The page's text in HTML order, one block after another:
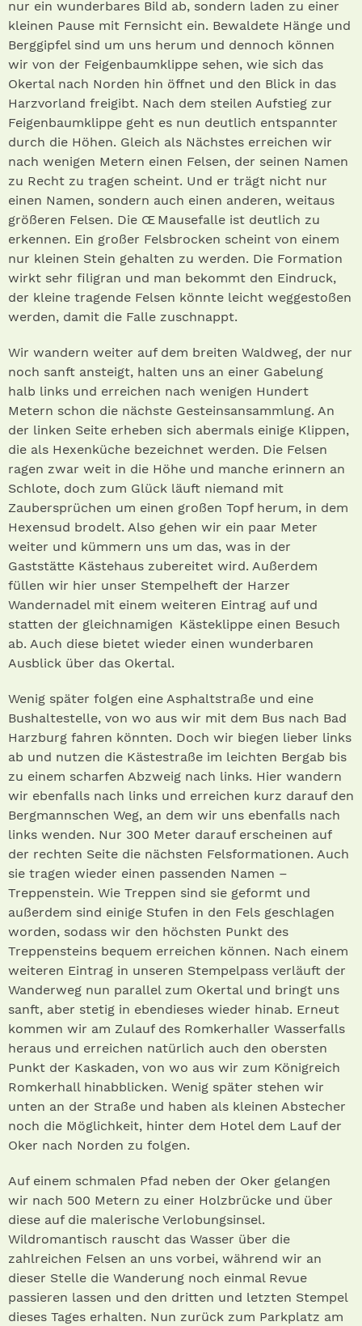
nur ein wunderbares Bild ab, sondern laden zu einer
kleinen Pause mit Fernsicht ein. Bewaldete Hänge und
Berggipfel sind um uns herum und dennoch können
wir von der Feigenbaumklippe sehen, wie sich das
Okertal nach Norden hin öffnet und den Blick in das
Harzvorland freigibt. Nach dem steilen Aufstieg zur
Feigenbaumklippe geht es nun deutlich entspannter
durch die Höhen. Gleich als Nächstes erreichen wir
nach wenigen Metern einen Felsen, der seinen Namen
zu Recht zu tragen scheint. Und er trägt nicht nur
einen Namen, sondern auch einen anderen, weitaus
größeren Felsen. Die Œ Mausefalle ist deutlich zu
erkennen. Ein großer Felsbrocken scheint von einem
nur kleinen Stein gehalten zu werden. Die Formation
wirkt sehr filigran und man bekommt den Eindruck,
der kleine tragende Felsen könnte leicht weggestoßen
werden, damit die Falle zuschnappt.
Wir wandern weiter auf dem breiten Waldweg, der nur
noch sanft ansteigt, halten uns an einer Gabelung
halb links und erreichen nach wenigen Hundert
Metern schon die nächste Gesteinsansammlung. An
der linken Seite erheben sich abermals einige Klippen,
die als Hexenküche bezeichnet werden. Die Felsen
ragen zwar weit in die Höhe und manche erinnern an
Schlote, doch zum Glück läuft niemand mit
Zaubersprüchen um einen großen Topf herum, in dem
Hexensud brodelt. Also gehen wir ein paar Meter
weiter und kümmern uns um das, was in der
Gaststätte Kästehaus zubereitet wird. Außerdem
füllen wir hier unser Stempelheft der Harzer
Wandernadel mit einem weiteren Eintrag auf und
statten der gleichnamigen  Käste­klippe einen Besuch
ab. Auch diese bietet wieder einen wunderbaren
Ausblick über das Okertal.
Wenig später folgen eine Asphaltstraße und eine
Bushaltestelle, von wo aus wir mit dem Bus nach Bad
Harzburg fahren könnten. Doch wir biegen lieber links
ab und nutzen die Kästestraße im leichten Bergab bis
zu einem scharfen Abzweig nach links. Hier wandern
wir ebenfalls nach links und erreichen kurz darauf den
Bergmannschen Weg, an dem wir uns ebenfalls nach
links wenden. Nur 300 Meter da­rauf erscheinen auf
der rechten Seite die nächsten Felsformationen. Auch
sie tragen wieder einen passenden Namen –
Treppenstein. Wie Treppen sind sie geformt und
außerdem sind einige Stufen in den Fels geschlagen
worden, sodass wir den höchsten Punkt des
Treppensteins bequem erreichen können. Nach einem
weiteren Eintrag in unseren Stempelpass verläuft der
Wanderweg nun parallel zum Okertal und bringt uns
sanft, aber stetig in ebendieses wieder hinab. Erneut
kommen wir am Zulauf des Romkerhaller Wasserfalls
heraus und erreichen natürlich auch den obersten
Punkt der Kaskaden, von wo aus wir zum Königreich
Romkerhall hinabblicken. Wenig später stehen wir
unten an der Straße und haben als kleinen Abstecher
noch die Möglichkeit, hinter dem Hotel dem Lauf der
Oker nach Norden zu folgen.
Auf einem schmalen Pfad neben der Oker gelangen
wir nach 500 Metern zu einer Holzbrücke und über
diese auf die malerische Verlobungsinsel.
Wildromantisch rauscht das Wasser über die
zahlreichen Felsen an uns vorbei, während wir an
dieser Stelle die Wanderung noch einmal Revue
passieren lassen und den dritten und letzten Stempel
dieses Tages erhalten. Nun zurück zum Parkplatz am